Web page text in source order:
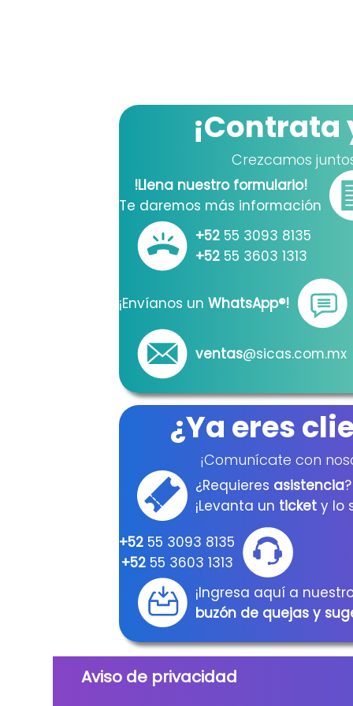
¡Contrata
Crezcamos
!Llena nuestro formulario!
Te daremos más información
+52 55 3093 8135
+52 55 3603 1313
¡Envíanos unWhatsApp®!
ventas@sicas.com.mx
¿Ya eres
¡Comunícate con
¿Requieres asistencia?
¡Levanta un tickety lo
+52 55 3093 8135
+52 55 3603 1313
¡Ingresa aquí a
buzón de quejas y
Aviso de privacidad